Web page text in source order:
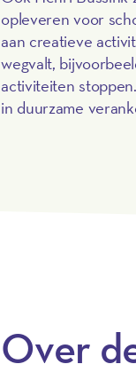
opleveren voor
aan creatieve
wegvalt,
activiteiten
in duurzame
Over